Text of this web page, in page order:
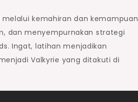
kemahiran dan kemampuan
dan menyempurnakan strategi
Ingat, latihan menjadikan
Valkyrie yang ditakuti di